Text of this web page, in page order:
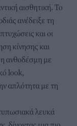
αισθητική. Το
ανέδειξε τη
και οι
κίνησης και
ανθοδέσμη με
look,
απλότητα με τη
λευκά